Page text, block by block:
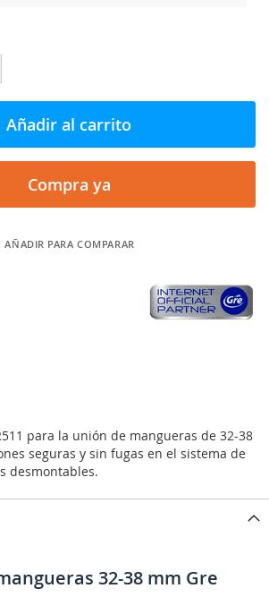
Añadir al carrito
Compra ya
AÑADIR PARA COMPARAR
para la unión de mangueras de 32-38
seguras y sin fugas en el sistema de
desmontables.
32-38 mm Gre